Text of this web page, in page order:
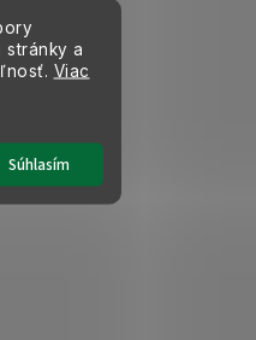
stránky a
Viac
Súhlasím